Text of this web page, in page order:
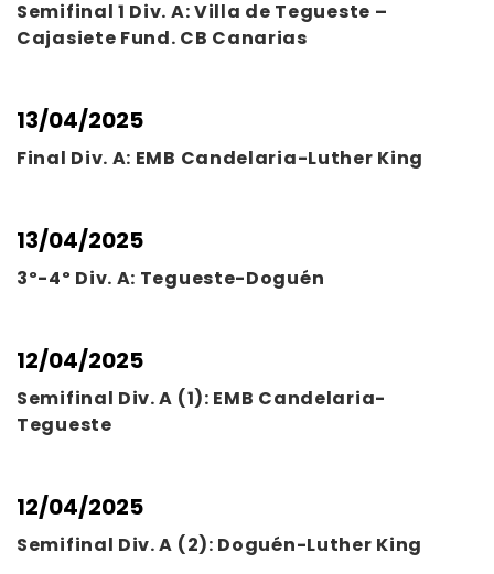
Semifinal 1 Div. A: Villa de Tegueste –
Cajasiete Fund. CB Canarias
13/04/2025
Final Div. A: EMB Candelaria-Luther King
13/04/2025
3º-4º Div. A: Tegueste-Doguén
12/04/2025
Semifinal Div. A (1): EMB Candelaria-
Tegueste
12/04/2025
Semifinal Div. A (2): Doguén-Luther King